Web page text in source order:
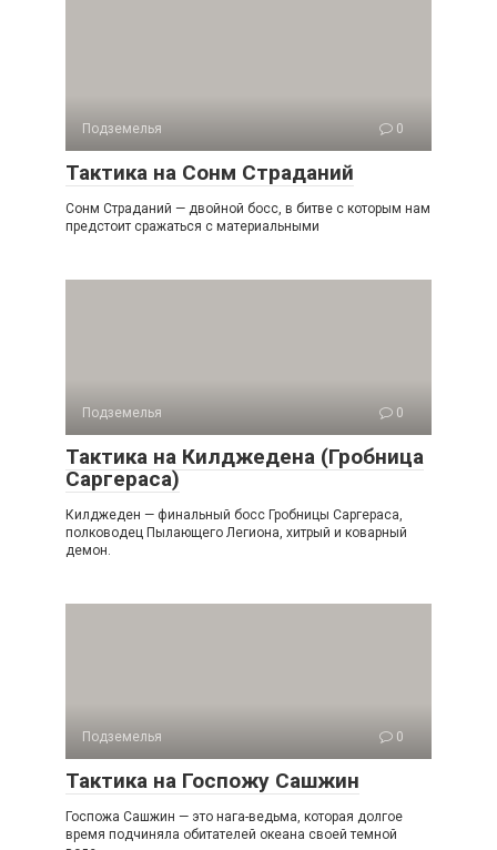
Подземелья 0
Тактика на Сонм Страданий
Сонм Страданий — двойной босс, в битве с которым нам
предстоит сражаться с материальными
Подземелья 0
Тактика на Килджедена (Гробница
Саргераса)
Килджеден — финальный босс Гробницы Саргераса,
полководец Пылающего Легиона, хитрый и коварный
демон.
Подземелья 0
Тактика на Госпожу Сашжин
Госпожа Сашжин — это нага-ведьма, которая долгое
время подчиняла обитателей океана своей темной